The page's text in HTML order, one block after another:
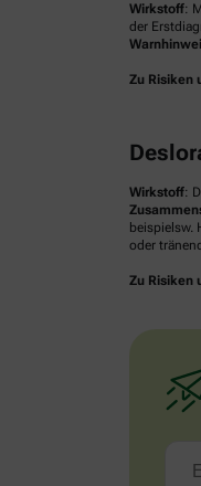
Wirkstoff:
der
Zu Risiken
Wirkstoff:
beispielsw.
oder
Zu Risiken